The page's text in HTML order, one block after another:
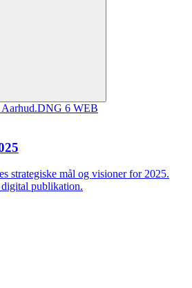
strategiske mål og visioner for 2025.
publikation.